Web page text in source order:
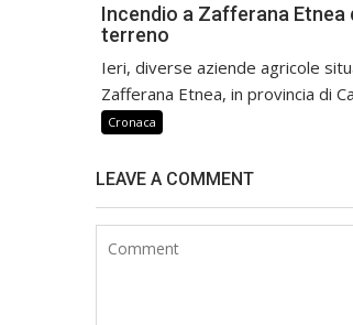
Incendio a Zafferana
terreno
Ieri, diverse aziende agricole
Zafferana Etnea, in provincia di
Cronaca
LEAVE A COMMENT